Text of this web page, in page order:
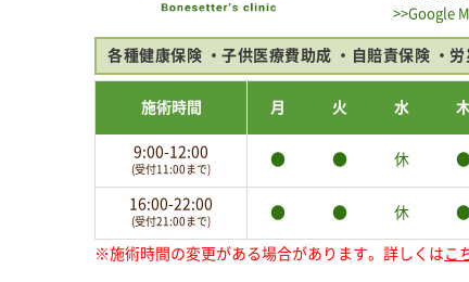
>>Google
各種健康保険 子供医療費助成 自賠責保険 労
施術時間 月 火 水
9:00-12:00
(受付11:00まで)
● ● 休
16:00-22:00
(受付21:00まで)
● ● 休
※施術時間の変更がある場合があります。詳しくは こ